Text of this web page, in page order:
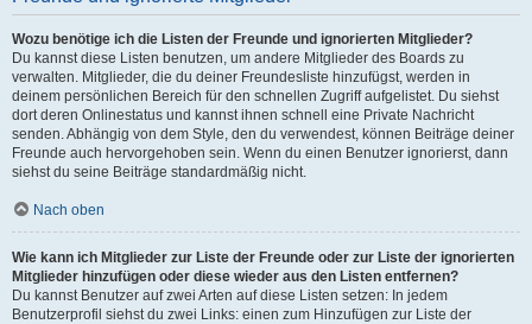
Wozu benötige ich die Listen der Freunde und ignorierten Mitglieder?
Du kannst diese Listen benutzen, um andere Mitglieder des Boards zu
verwalten. Mitglieder, die du deiner Freundesliste hinzufügst, werden in
deinem persönlichen Bereich für den schnellen Zugriff aufgelistet. Du siehst
dort deren Onlinestatus und kannst ihnen schnell eine Private Nachricht
senden. Abhängig von dem Style, den du verwendest, können Beiträge deiner
Freunde auch hervorgehoben sein. Wenn du einen Benutzer ignorierst, dann
siehst du seine Beiträge standardmäßig nicht.
Nach oben
Wie kann ich Mitglieder zur Liste der Freunde oder zur Liste der ignorierten
Mitglieder hinzufügen oder diese wieder aus den Listen entfernen?
Du kannst Benutzer auf zwei Arten auf diese Listen setzen: In jedem
Benutzerprofil siehst du zwei Links: einen zum Hinzufügen zur Liste der